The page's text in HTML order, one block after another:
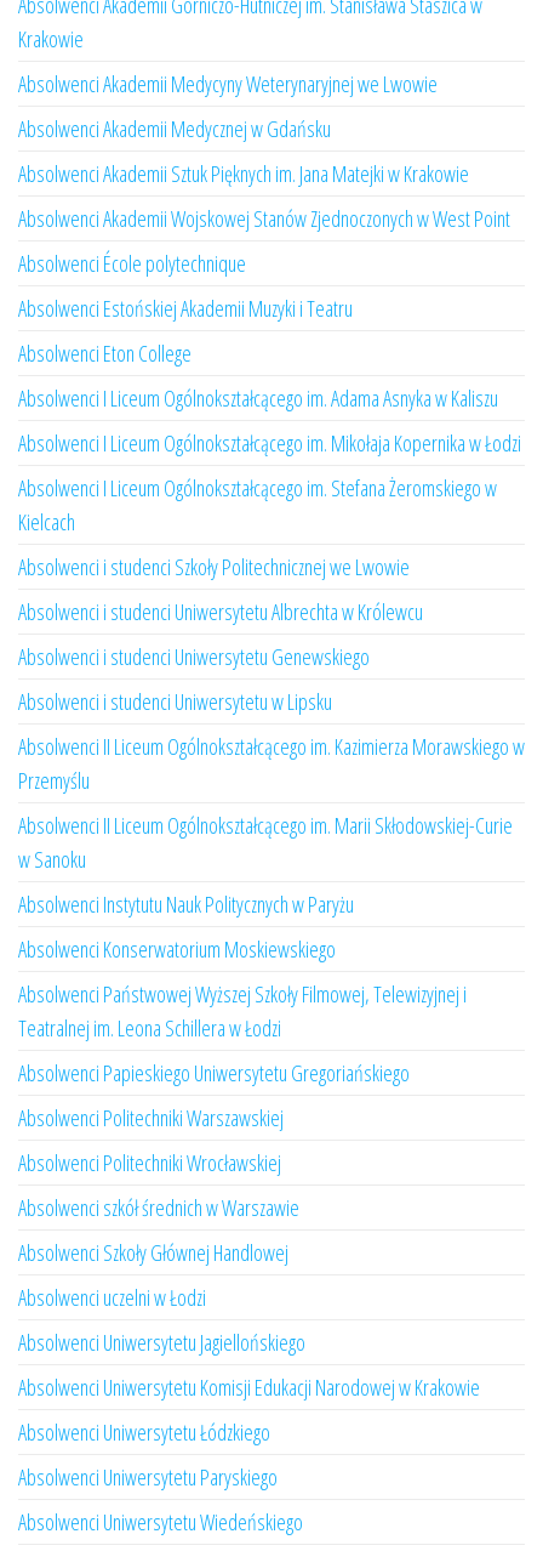
Krakowie
Absolwenci Akademii Medycyny Weterynaryjnej we Lwowie
Absolwenci Akademii Medycznej w Gdańsku
Absolwenci Akademii Sztuk Pięknych im. Jana Matejki w Krakowie
Absolwenci Akademii Wojskowej Stanów Zjednoczonych w West Point
Absolwenci École polytechnique
Absolwenci Estońskiej Akademii Muzyki i Teatru
Absolwenci Eton College
Absolwenci I Liceum Ogólnokształcącego im. Adama Asnyka w Kaliszu
Absolwenci I Liceum Ogólnokształcącego im. Mikołaja Kopernika w Łodzi
Absolwenci I Liceum Ogólnokształcącego im. Stefana Żeromskiego w
Kielcach
Absolwenci i studenci Szkoły Politechnicznej we Lwowie
Absolwenci i studenci Uniwersytetu Albrechta w Królewcu
Absolwenci i studenci Uniwersytetu Genewskiego
Absolwenci i studenci Uniwersytetu w Lipsku
Absolwenci II Liceum Ogólnokształcącego im. Kazimierza Morawskiego w
Przemyślu
Absolwenci II Liceum Ogólnokształcącego im. Marii Skłodowskiej-Curie
w Sanoku
Absolwenci Instytutu Nauk Politycznych w Paryżu
Absolwenci Konserwatorium Moskiewskiego
Absolwenci Państwowej Wyższej Szkoły Filmowej, Telewizyjnej i
Teatralnej im. Leona Schillera w Łodzi
Absolwenci Papieskiego Uniwersytetu Gregoriańskiego
Absolwenci Politechniki Warszawskiej
Absolwenci Politechniki Wrocławskiej
Absolwenci szkół średnich w Warszawie
Absolwenci Szkoły Głównej Handlowej
Absolwenci uczelni w Łodzi
Absolwenci Uniwersytetu Jagiellońskiego
Absolwenci Uniwersytetu Komisji Edukacji Narodowej w Krakowie
Absolwenci Uniwersytetu Łódzkiego
Absolwenci Uniwersytetu Paryskiego
Absolwenci Uniwersytetu Wiedeńskiego